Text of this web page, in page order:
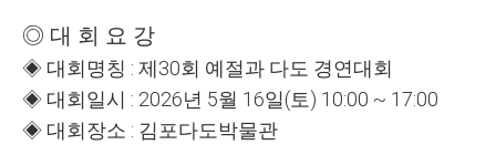
◎ 대 회 요 강
◈ 대회명칭 : 제30회 예절과 다도 경연대회
◈ 대회일시 : 2026년 5월 16일(토) 10:00 ~ 17:00
◈ 대회장소 : 김포다도박물관